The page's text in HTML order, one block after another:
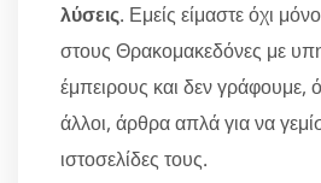
λύσεις. Εμείς είμαστε όχι
στους Θρακομακεδόνες με
έμπειρους και δεν
άλλοι, άρθρα απλά για να
ιστοσελίδες τους.